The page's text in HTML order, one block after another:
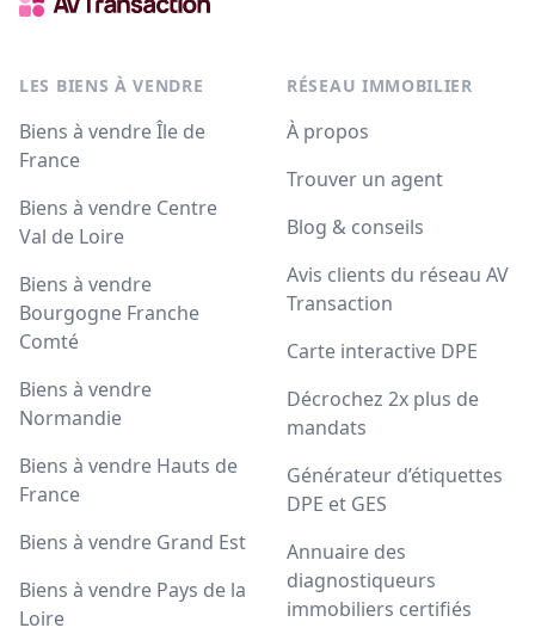
LES BIENS À VENDRE
Biens à vendre Île de
France
Biens à vendre Centre
Val de Loire
Biens à vendre
Bourgogne Franche
Comté
Biens à vendre
Normandie
Biens à vendre Hauts de
France
Biens à vendre Grand Est
Biens à vendre Pays de la
Loire
RÉSEAU IMMOBILIER
À propos
Trouver un agent
Blog & conseils
Avis clients du réseau AV
Transaction
Carte interactive DPE
Décrochez 2x plus de
mandats
Générateur d’étiquettes
DPE et GES
Annuaire des
diagnostiqueurs
immobiliers certifiés